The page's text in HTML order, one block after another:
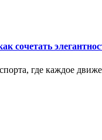
сочетать
где каждое